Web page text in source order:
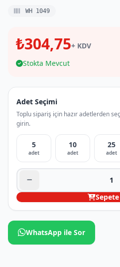
WH 1049
₺304,75+ KDV
Stokta Mevcut
Adet Seçimi
Toplu sipariş için hazır adetlerden
girin.
5
adet
10
adet
25
adet
WhatsApp ile Sor